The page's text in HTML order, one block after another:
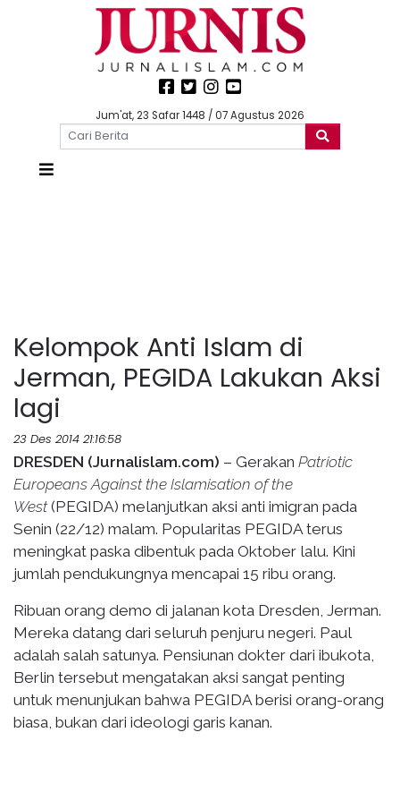
Jum'at, 23 Safar 1448 / 07 Agustus 2026
Kelompok Anti Islam di
Jerman, PEGIDA Lakukan Aksi
lagi
23 Des 2014 21:16:58
DRESDEN (Jurnalislam.com) – Gerakan Patriotic
Europeans Against the Islamisation of the
West(PEGIDA) melanjutkan aksi anti imigran pada
Senin (22/12) malam. Popularitas PEGIDA terus
meningkat paska dibentuk pada Oktober lalu. Kini
jumlah pendukungnya mencapai 15 ribu orang.
Ribuan orang demo di jalanan kota Dresden, Jerman.
Mereka datang dari seluruh penjuru negeri. Paul
adalah salah satunya. Pensiunan dokter dari ibukota,
Berlin tersebut mengatakan aksi sangat penting
untuk menunjukan bahwa PEGIDA berisi orang-orang
biasa, bukan dari ideologi garis kanan.